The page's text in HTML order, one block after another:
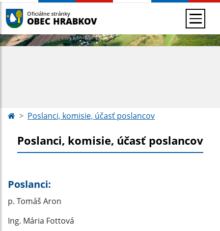
Oficiálne stránky
OBEC HRABKOV
Poslanci, komisie, účasť poslancov
Poslanci, komisie, účasť poslancov
Poslanci:
p. Tomáš Aron
Ing. Mária Fottová